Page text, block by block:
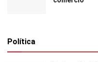
Política